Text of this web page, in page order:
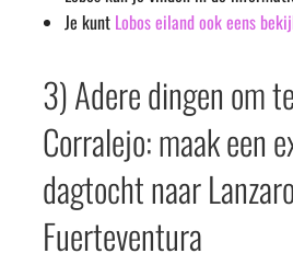
Je kunt Lobos eiland ook eens
3) Adere dingen om
Corralejo: maak een
dagtocht naar
Fuerteventura